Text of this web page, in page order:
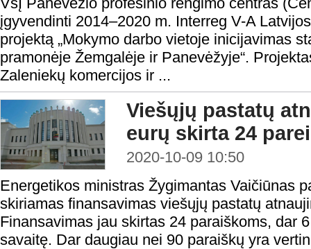
įgyvendinti 2014–2020 m. Interreg V-A
projektą „Mokymo darbo vietoje inicijavimas
pramonėje Žemgalėje ir Panevėžyje“.
Zaleniekų komercijos ir ...
Viešųjų pastatų
eurų skirta 24
2020-10-09 10:50
Energetikos ministras Žygimantas Vaičiūnas
skiriamas finansavimas viešųjų pastatų
Finansavimas jau skirtas 24 paraiškoms, dar
savaitę. Dar daugiau nei 90 paraiškų yra